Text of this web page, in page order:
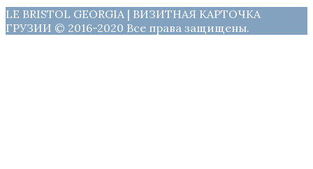
LE BRISTOL GEORGIA | ВИЗИТНАЯ КАРТОЧКА
ГРУЗИИ © 2016-2020 Все права защищены.